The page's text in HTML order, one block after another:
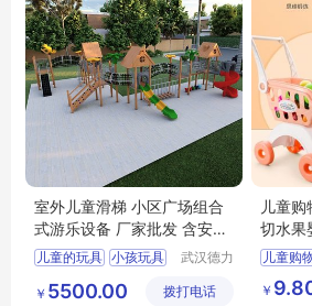
室外儿童滑梯 小区广场组合
式游乐设备 厂家批发 含安装
服务 德力盛f1
儿童的玩具 小孩玩具
小孩玩具批发
武汉德力
备有限公
￥ 5500.00 拨打电话
儿童
切水果
家家套
儿童购
厨房切
推车宝
￥